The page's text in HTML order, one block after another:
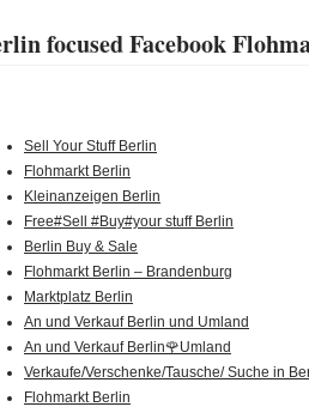
focused Facebook
Sell Your Stuff Berlin
Flohmarkt Berlin
Kleinanzeigen Berlin
Free#Sell #Buy#your stuff Berlin
Berlin Buy & Sale
Flohmarkt Berlin – Brandenburg
Marktplatz Berlin
An und Verkauf Berlin und Umland
An und Verkauf Berlin🌹Umland
Verkaufe/Verschenke/Tausche/ Suche in
Flohmarkt Berlin